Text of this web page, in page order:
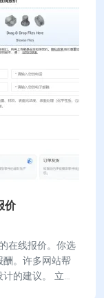
价
在线报价。你选
。许多网站帮
的建议。 立科